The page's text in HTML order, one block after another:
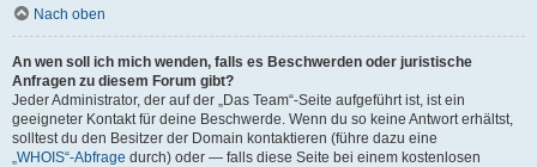
Nach oben
An wen soll ich mich wenden, falls es Beschwerden oder juristische
Anfragen zu diesem Forum gibt?
Jeder Administrator, der auf der „Das Team“-Seite aufgeführt ist, ist ein
geeigneter Kontakt für deine Beschwerde. Wenn du so keine Antwort erhältst,
solltest du den Besitzer der Domain kontaktieren (führe dazu eine
„WHOIS“-Abfrage durch) oder — falls diese Seite bei einem kostenlosen